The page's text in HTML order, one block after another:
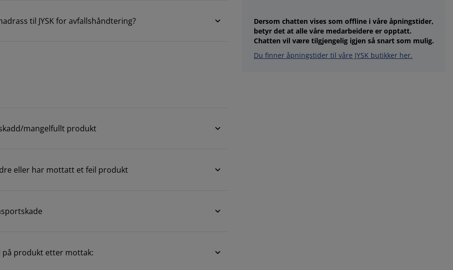
til JYSK for avfallshåndtering?
mangelfullt produkt
eller har mottatt et feil produkt
på produkt etter mottak:
Dersom chatten vises som offline i våre åpningstider,
betyr det at alle våre medarbeidere er opptatt.
Chatten vil være tilgjengelig igjen så snart som mulig.
Du finner åpningstider til våre JYSK butikker her.